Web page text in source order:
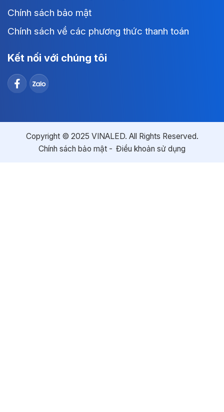
Chính sách bảo mật
Chính sách về các phương thức thanh toán
Kết nối với chúng tôi
Copyright © 2025 VINALED. All Rights Reserved.
Chính sách bảo mật
Điều khoản sử dụng